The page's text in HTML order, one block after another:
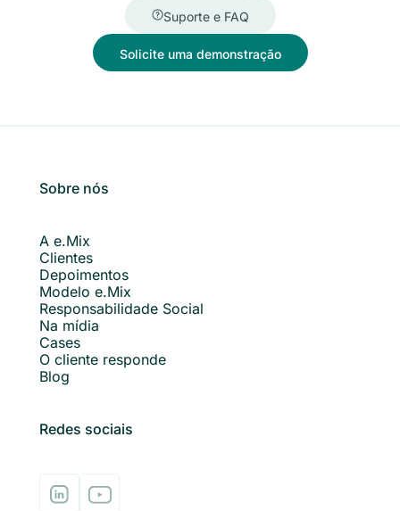
Suporte e FAQ
Solicite uma demonstração
Sobre nós
A e.Mix
Clientes
Depoimentos
Modelo e.Mix
Responsabilidade Social
Na mídia
Cases
O cliente responde
Blog
Redes sociais